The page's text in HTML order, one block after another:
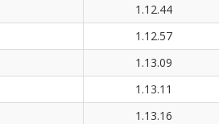
1.12.44
1.12.57
1.13.09
1.13.11
1.13.16